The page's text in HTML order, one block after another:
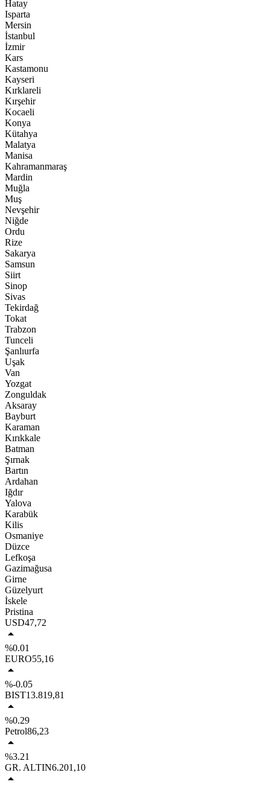
Hatay
Isparta
Mersin
İstanbul
İzmir
Kars
Kastamonu
Kayseri
Kırklareli
Kırşehir
Kocaeli
Konya
Kütahya
Malatya
Manisa
Kahramanmaraş
Mardin
Muğla
Muş
Nevşehir
Niğde
Ordu
Rize
Sakarya
Samsun
Siirt
Sinop
Sivas
Tekirdağ
Tokat
Trabzon
Tunceli
Şanlıurfa
Uşak
Van
Yozgat
Zonguldak
Aksaray
Bayburt
Karaman
Kırıkkale
Batman
Şırnak
Bartın
Ardahan
Iğdır
Yalova
Karabük
Kilis
Osmaniye
Düzce
Lefkoşa
Gazimağusa
Girne
Güzelyurt
İskele
Pristina
USD47,72
%0.01
EURO55,16
%-0.05
BIST13.819,81
%0.29
Petrol86,23
%3.21
GR. ALTIN6.201,10